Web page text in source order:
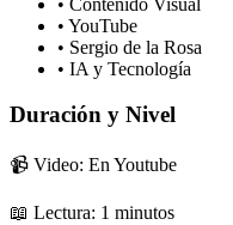
• YouTube
• Sergio de la Rosa
• IA y Tecnología
Duración y Nivel
📹 Video: En Youtube
📖 Lectura: 1 minutos